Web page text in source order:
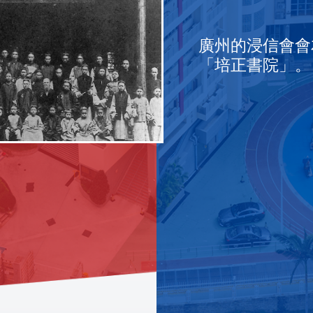
廣州的浸信會
「培正書院」。
培正確立以「至善
為校訓
培正確立以紅藍為
易名為「私立廣州
學」
廣州培正創辦香港
1937-1945蘆溝橋
發後，培正數度遷
到鶴山、澳門、坪
林各地辦學。
十二月，日軍陷港
停辦。港校員生遷
正校：澳門培正。
二戰結束，香港分
九龍塘學校復課。
二月，香港分校收
田校舍。
香港分校正式命名
港培正中學」。
校外道路定名為「
道」。
香港培正中學正式
府資助學校。
校董會決定中小學
立，中學為政府資
「香港培正中學」
及幼稚園則為私立
培正小學」。